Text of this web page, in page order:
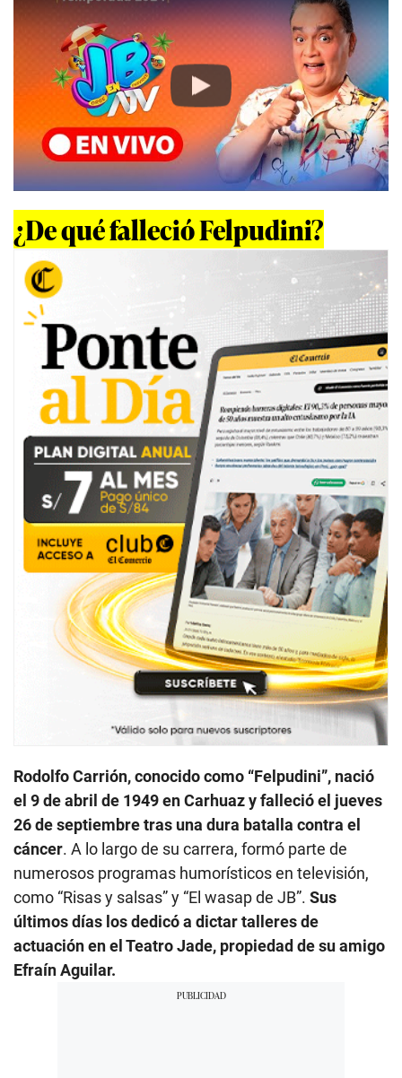
Play
¿De qué falleció Felpudini?
Rodolfo Carrión, conocido como “Felpudini”, nació
el 9 de abril de 1949 en Carhuaz y falleció el jueves
26 de septiembre tras una dura batalla contra el
cáncer. A lo largo de su carrera, formó parte de
numerosos programas humorísticos en televisión,
como “Risas y salsas” y “El wasap de JB”. Sus
últimos días los dedicó a dictar talleres de
actuación en el Teatro Jade, propiedad de su amigo
Efraín Aguilar.